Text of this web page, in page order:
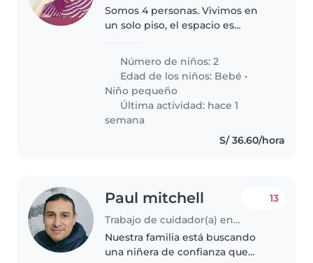
Somos 4 personas. Vivimos en
un solo piso, el espacio es
una persona responsable y
honesta. Sobretodo, que ame
estar con niños y bebé.
Número de niños: 2
Edad de los niños: Bebé •
Niño pequeño
Última actividad: hace 1
semana
S/ 36.60/hora
Paul mitchell
Trabajo de cuidador(a) en Chiclayo
13
Nuestra familia está buscando
una niñera de confianza que